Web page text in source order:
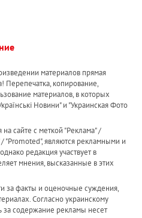
материалов прямая
Перепечатка, копирование,
материалов, в которых
Новини" и "Украинская Фото
сайте с меткой "Реклама" /
"Promoted", являются рекламными и
редакция участвует в
мнения, высказанные в этих
за факты и оценочные суждения,
Согласно украинскому
за содержание рекламы несет